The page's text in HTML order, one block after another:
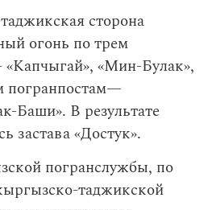
сторона
огонь по трем
«Мин-Булак»,
погранпостам—
Баши». В результате
застава «Достук».
погранслужбы, по
таджикской